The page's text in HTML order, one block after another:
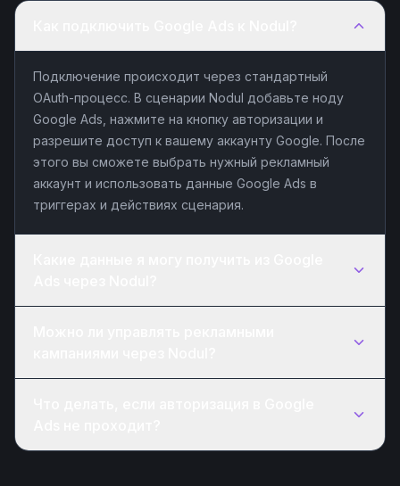
Подключение происходит через стандартный
OAuth-процесс. В сценарии Nodul добавьте ноду
Google Ads, нажмите на кнопку авторизации и
разрешите доступ к вашему аккаунту Google. После
этого вы сможете выбрать нужный рекламный
аккаунт и использовать данные Google Ads в
триггерах и действиях сценария.